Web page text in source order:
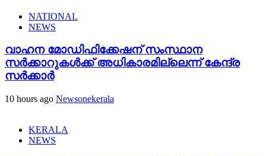
NATIONAL
NEWS
വാഹന മോഡിഫിക്കേഷന് സംസ്ഥാന
സർക്കാറുകൾക്ക് അധികാരമില്ലെന്ന് കേന്ദ്ര
സർക്കാർ
10 hours ago Newsonekerala
KERALA
NEWS